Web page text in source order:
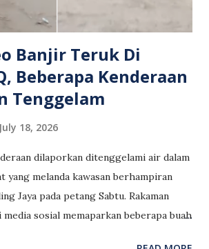
Banjir Teruk Di
Beberapa Kenderaan
Tenggelam
July 18, 2026
dilaporkan ditenggelami air dalam
yang melanda kawasan berhampiran
Jaya pada petang Sabtu. Rakaman
sosial memaparkan beberapa buah